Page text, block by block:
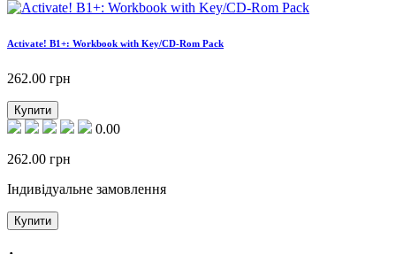
Activate! B1+: Workbook with Key/CD-Rom Pack
262.00 грн
Купити
0.00
262.00 грн
Індивідуальне замовлення
Купити